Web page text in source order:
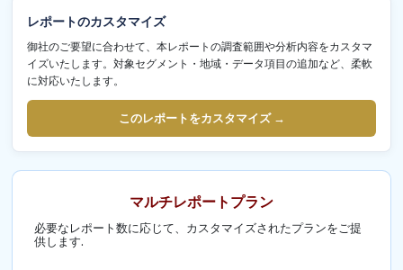
レポートのカスタマイズ
御社のご要望に合わせて、本レポートの調査範囲や分析内容をカスタマ
イズいたします。対象セグメント・地域・データ項目の追加など、柔軟
に対応いたします。
このレポートをカスタマイズ →
マルチレポートプラン
必要なレポート数に応じて、カスタマイズされたプランをご提
供します.